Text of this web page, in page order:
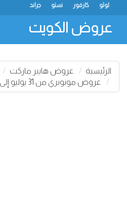
جراند نستو كارفور لولو
عروض الكويت
الرئيسية عروض هايبر ماركت
عروض مونوبري من 31 يوليو إلى 06 أغسطس 2025